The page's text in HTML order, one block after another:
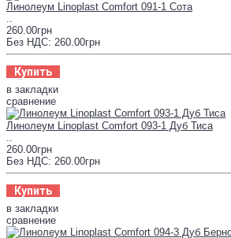
Линолеум Linoplast Comfort 091-1 Сота
..
260.00грн
Без НДС: 260.00грн
Купить
в закладки
сравнение
Линолеум Linoplast Comfort 093-1 Дуб Тиса
..
260.00грн
Без НДС: 260.00грн
Купить
в закладки
сравнение